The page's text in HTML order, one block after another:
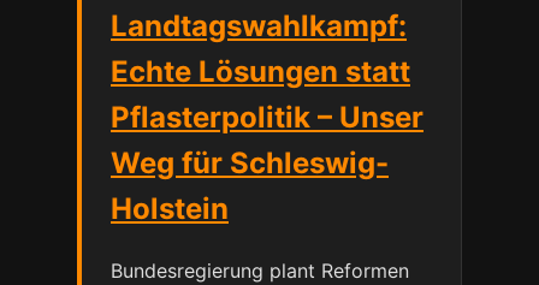
Landtagswahlkampf:
Echte Lösungen statt
Pflasterpolitik – Unser
Weg für Schleswig-
Holstein
Bundesregierung plant Reformen